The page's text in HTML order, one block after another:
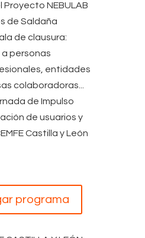
NEBULAB
de Saldaña
de clausura:
personas
entidades
colaboradoras...
de Impulso
de usuarios y
Castilla y León
programa